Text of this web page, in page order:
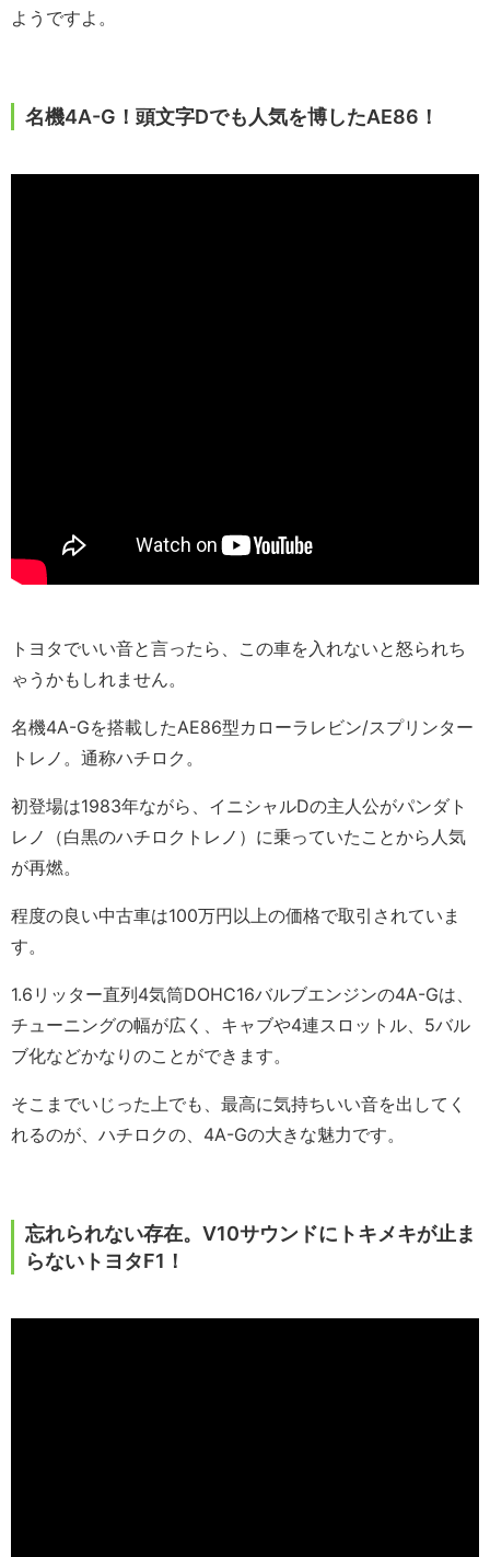
ようですよ。
名機4A-G！頭文字Dでも人気を博したAE86！
トヨタでいい音と言ったら、この車を入れないと怒られち
ゃうかもしれません。
名機4A-Gを搭載したAE86型カローラレビン/スプリンター
トレノ。通称ハチロク。
初登場は1983年ながら、イニシャルDの主人公がパンダト
レノ（白黒のハチロクトレノ）に乗っていたことから人気
が再燃。
程度の良い中古車は100万円以上の価格で取引されていま
す。
1.6リッター直列4気筒DOHC16バルブエンジンの4A-Gは、
チューニングの幅が広く、キャブや4連スロットル、5バル
ブ化などかなりのことができます。
そこまでいじった上でも、最高に気持ちいい音を出してく
れるのが、ハチロクの、4A-Gの大きな魅力です。
忘れられない存在。V10サウンドにトキメキが止ま
らないトヨタF1！